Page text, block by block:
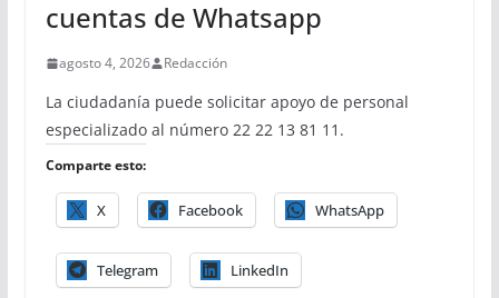
cuentas de Whatsapp
agosto 4, 2026 Redacción
La ciudadanía puede solicitar apoyo de personal
especializado al número 22 22 13 81 11.
Comparte esto:
X Facebook WhatsApp
Telegram LinkedIn